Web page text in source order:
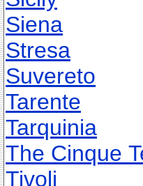
Siena
Stresa
Suvereto
Tarente
Tarquinia
The Cinque
Tivoli